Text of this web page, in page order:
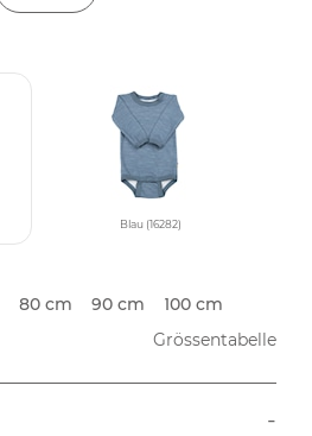
Blau (16282)
80 cm 90 cm
100 cm
Grössentabelle
-